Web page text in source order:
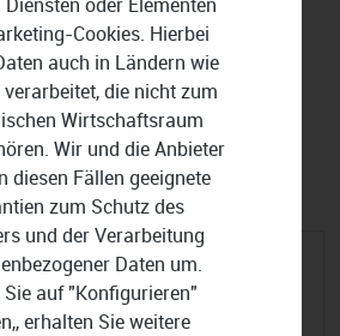
FILTER EINBLENDEN
Cookies. Hierbei
auch in Ländern wie
verarbeitet, die nicht zum
Wirtschaftsraum
Wir und die Anbieter
diesen Fällen geeignete
zum Schutz des
und der Verarbeitung
Daten um.
auf "Konfigurieren"
erhalten Sie weitere